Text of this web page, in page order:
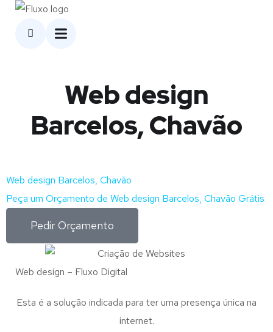
Web design
Barcelos, Chavão
Web design Barcelos, Chavão
Peça um Orçamento de Web design Barcelos, Chavão Grátis
Pedir Orçamento
Web design – Fluxo Digital
Esta é a solução indicada para ter uma presença única na
internet.